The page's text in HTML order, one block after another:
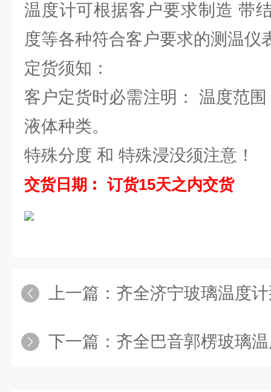
温度计可根据客户要求制造 带
度等各种符合客户要求的测温仪
定货须知：
客户定货时必需注明： 温度范
液体种类。
特殊分度 和 特殊浸没须注意！
交货日期︰ 订货15天之内交货
上一篇： 齐全济宁玻璃温度
下一篇： 齐全巴音郭楞玻璃